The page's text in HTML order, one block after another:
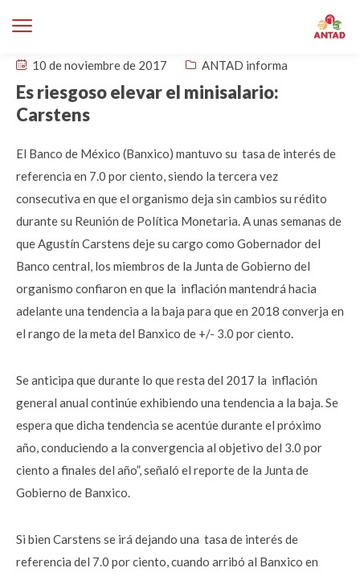
10 de noviembre de 2017 ANTAD informa
Es riesgoso elevar el minisalario:
Carstens
El Banco de México (Banxico) mantuvo su tasa de interés de
referencia en 7.0 por ciento, siendo la tercera vez
consecutiva en que el organismo deja sin cambios su rédito
durante su Reunión de Política Monetaria. A unas semanas de
que Agustín Carstens deje su cargo como Gobernador del
Banco central, los miembros de la Junta de Gobierno del
organismo confiaron en que la inflación mantendrá hacia
adelante una tendencia a la baja para que en 2018 converja en
el rango de la meta del Banxico de +/- 3.0 por ciento.
Se anticipa que durante lo que resta del 2017 la inflación
general anual continúe exhibiendo una tendencia a la baja. Se
espera que dicha tendencia se acentúe durante el próximo
año, conduciendo a la convergencia al objetivo del 3.0 por
ciento a finales del año”, señaló el reporte de la Junta de
Gobierno de Banxico.
Si bien Carstens se irá dejando una tasa de interés de
referencia del 7.0 por ciento, cuando arribó al Banxico en